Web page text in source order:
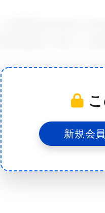
研究者らは、これらの細
た。この研究を主導した
究室で幹細胞由来の肝臓
きて安定した肝細胞とし
望むなら、非常に重要な
新規会